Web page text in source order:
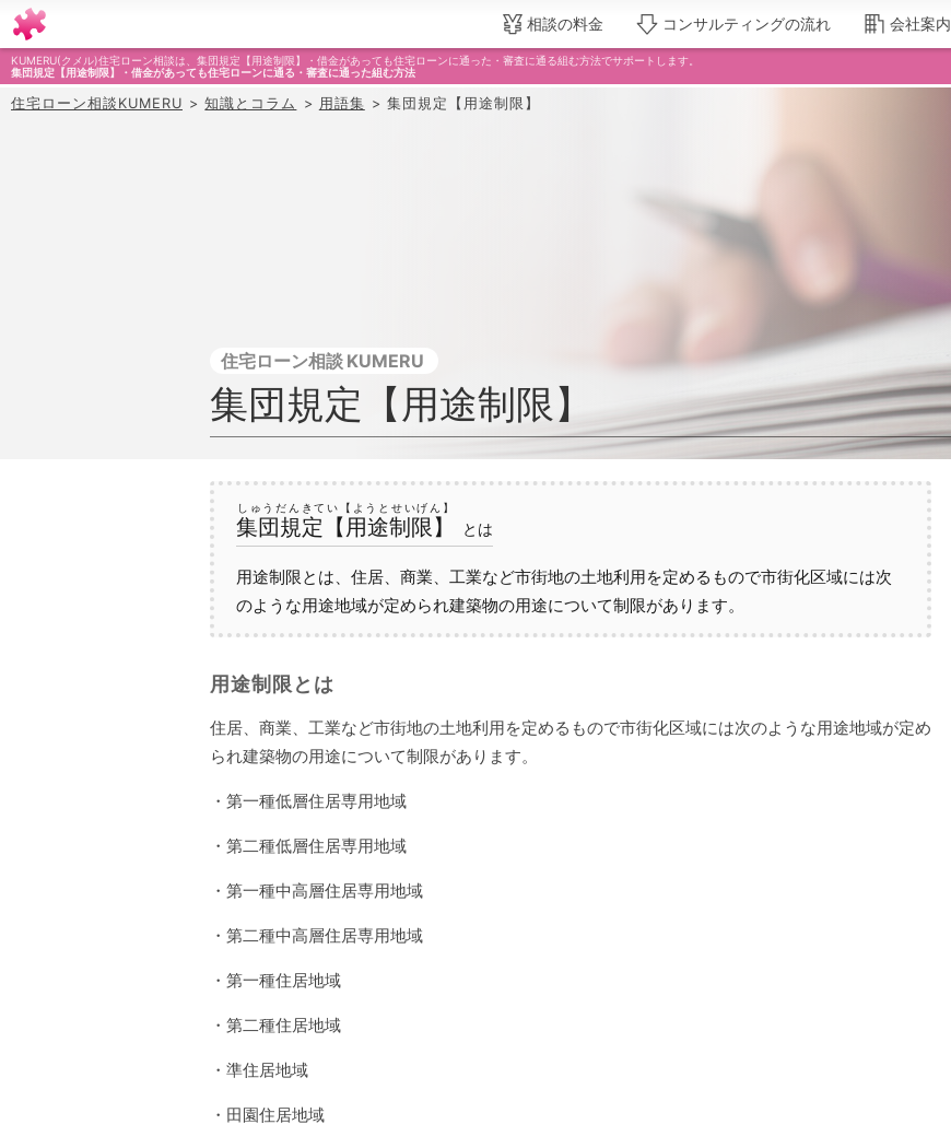
KUMERU(クメル)住宅ローン相談は、集団規定【用途制限】・借金があっても住宅ローンに通った・審査に通る組む方法でサポートします。
集団規定【用途制限】・借金があっても住宅ローンに通る・審査に通った組む方法
住宅ローン相談KUMERU 知識とコラム 用語集 集団規定【用途制限】
住宅ローン相談
集団規定【用途制限】
集団規定【用途制限】
しゅうだんきてい【ようとせいげん】
とは
用途制限とは、住居、商業、工業など市街地の土地利用を定めるもので市街化区域には次
のような用途地域が定められ建築物の用途について制限があります。
用途制限とは
住居、商業、工業など市街地の土地利用を定めるもので市街化区域には次のような用途地域が定め
られ建築物の用途について制限があります。
・第一種低層住居専用地域
・第二種低層住居専用地域
・第一種中高層住居専用地域
・第二種中高層住居専用地域
・第一種住居地域
・第二種住居地域
・準住居地域
・田園住居地域
相談の料金 コンサルティングの流れ 会社案内